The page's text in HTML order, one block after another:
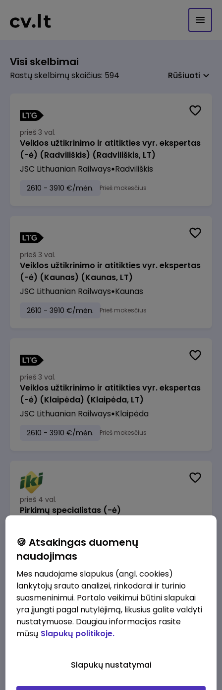
Visi skelbimai
Rastų skelbimų skaičius: 594 Rūšiuoti
prieš 3 val.
Veiklos užtikrinimo ir atitikties vyr. ekspertas
(-ė) (Radviliškis) (Radviliškis, LT)
JSC Lithuanian Railways Radviliškis
2610 - 3910 €/mėn. Prieš mokesčius
prieš 3 val.
Veiklos užtikrinimo ir atitikties vyr. ekspertas
(-ė) (Kaunas) (Kaunas, LT)
JSC Lithuanian Railways Kaunas
2610 - 3910 €/mėn. Prieš mokesčius
prieš 3 val.
Veiklos užtikrinimo ir atitikties vyr. ekspertas
(-ė) (Klaipėda) (Klaipėda, LT)
JSC Lithuanian Railways Klaipėda
2610 - 3910 €/mėn. Prieš mokesčius
prieš 4 val.
Pirkimų specialistas (-ė)
1600 - 1900 €/mėn. Prieš mokesčius
prieš 5 val.
IT sprendimų architektas (-ė) (Vilnius, LT)
JSC Lithuanian Railways
🍪 Atsakingas duomenų
naudojimas
Mes naudojame slapukus (angl. cookies)
lankytojų srauto analizei, rinkodarai ir turinio
suasmeninimui. Portalo veikimui būtini slapukai
yra įjungti pagal nutylėjimą, likusius galite valdyti
nustatymuose. Daugiau informacijos rasite
mūsų Slapukų politikoje.
Slapukų nustatymai